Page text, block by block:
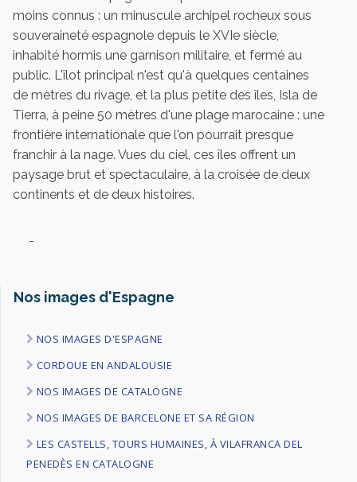
moins connus : un minuscule archipel rocheux sous
souveraineté espagnole depuis le XVIe siècle,
inhabité hormis une garnison militaire, et fermé au
public. L'îlot principal n'est qu'à quelques centaines
de mètres du rivage, et la plus petite des îles, Isla de
Tierra, à peine 50 mètres d'une plage marocaine : une
frontière internationale que l'on pourrait presque
franchir à la nage. Vues du ciel, ces îles offrent un
paysage brut et spectaculaire, à la croisée de deux
continents et de deux histoires.
-
Nos images d'Espagne
NOS IMAGES D'ESPAGNE
CORDOUE EN ANDALOUSIE
NOS IMAGES DE CATALOGNE
NOS IMAGES DE BARCELONE ET SA RÉGION
LES CASTELLS, TOURS HUMAINES, À VILAFRANCA DEL
PENEDÈS EN CATALOGNE